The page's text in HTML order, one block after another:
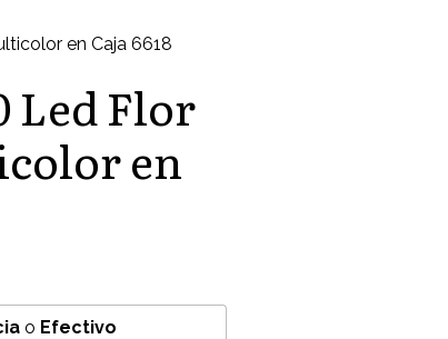
en Caja 6618
Led Flor
en
o Efectivo